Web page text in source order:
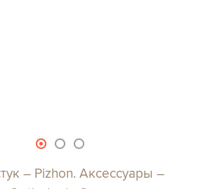
– Pizhon. Аксессуары –